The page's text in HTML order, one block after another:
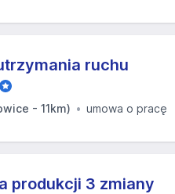
ruchu
- 11km)
umowa o pracę
produkcji 3 zmiany